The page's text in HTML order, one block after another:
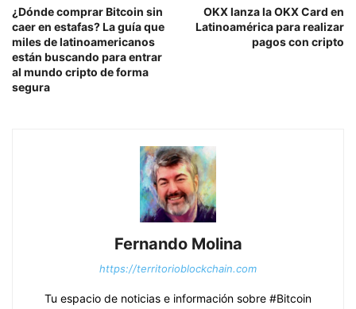
¿Dónde comprar Bitcoin sin
caer en estafas? La guía que
miles de latinoamericanos
están buscando para entrar
al mundo cripto de forma
segura
OKX lanza la OKX Card en
Latinoamérica para realizar
pagos con cripto
Fernando Molina
https://territorioblockchain.com
Tu espacio de noticias e información sobre #Bitcoin